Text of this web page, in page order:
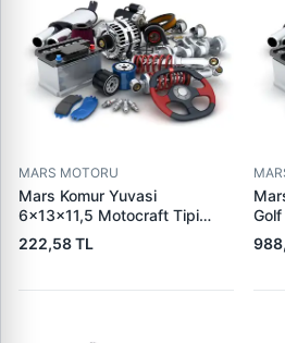
MARS MOTORU
Mars Komur Yuvasi
6×13×11,5 Motocraft Tipi
Ford Ranger Focus Fiesta
Connect (FO0731
5L8Z11000AC) | PARS PRS-
222,58 TL